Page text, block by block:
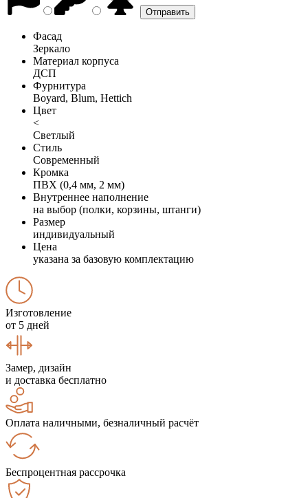
Фасад
Зеркало
Материал корпуса
ДСП
Фурнитура
Boyard, Blum, Hettich
Цвет
<
Светлый
Стиль
Современный
Кромка
ПВХ (0,4 мм, 2 мм)
Внутреннее наполнение
на выбор (полки, корзины, штанги)
Размер
индивидуальный
Цена
указана за базовую комплектацию
Изготовление
от 5 дней
Замер, дизайн
и доставка бесплатно
Оплата наличными, безналичный расчёт
Беспроцентная рассрочка